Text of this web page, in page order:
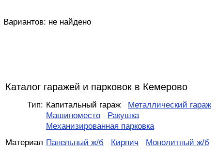
Вариантов: не найдено
Каталог гаражей и парковок в Кемерово
Тип: Капитальный гараж
Металлический гараж
Машиноместо
Ракушка
Механизированная парковка
Материал Панельный ж/б Кирпич
Монолитный ж/б